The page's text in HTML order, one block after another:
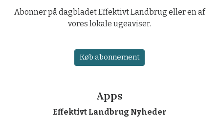
Abonner på dagbladet Effektivt Landbrug eller en af
vores lokale ugeaviser.
Køb abonnement
Apps
Effektivt Landbrug Nyheder